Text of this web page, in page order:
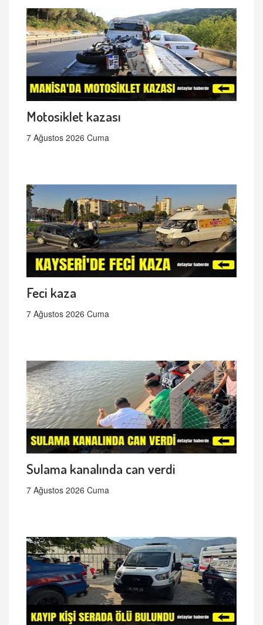
Motosiklet kazası
7 Ağustos 2026 Cuma
Feci kaza
7 Ağustos 2026 Cuma
Sulama kanalında can verdi
7 Ağustos 2026 Cuma